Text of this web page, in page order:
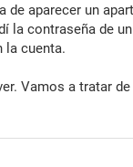
de aparecer un
la contraseña de
la cuenta.
Vamos a tratar